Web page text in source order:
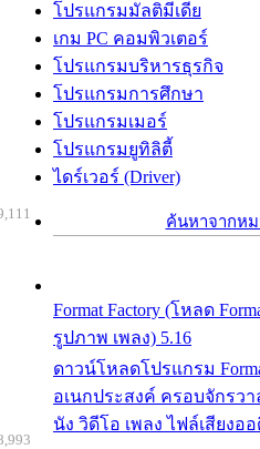
โปรแกรมมัลติมีเดีย
เกม PC คอมพิวเตอร์
โปรแกรมบริหารธุรกิจ
โปรแกรมการศึกษา
โปรแกรมเมอร์
โปรแกรมยูทิลิตี้
ไดร์เวอร์ (Driver)
ค้นหาจากห
Format Factory (โหลด
รูปภาพ เพลง) 5.16
ดาวน์โหลดโปรแกรม
อเนกประสงค์ ครอบจักรว
นัง วิดีโอ เพลง ไฟล์เสียงอ